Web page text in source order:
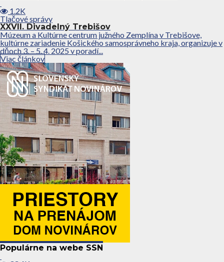
1.2K
Tlačové správy
XXVII. Divadelný Trebišov
Múzeum a Kultúrne centrum južného Zemplína v Trebišove,
kultúrne zariadenie Košického samosprávneho kraja, organizuje v
dňoch 3. – 5. 4. 2025 v poradí...
Viac článkov
Populárne na webe SSN